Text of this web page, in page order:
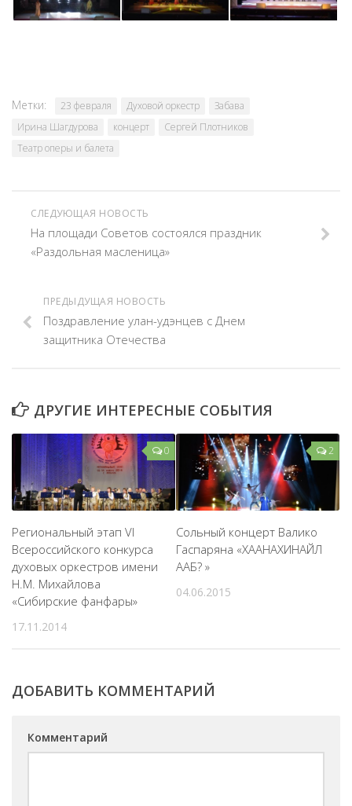
Метки: 23 февраля Духовой оркестр
Забава
Ирина Шагдурова
концерт
Сергей Плотников
Театр оперы и балета
СЛЕДУЮЩАЯ НОВОСТЬ
На площади Советов состоялся праздник
«Раздольная масленица»
ПРЕДЫДУЩАЯ НОВОСТЬ
Поздравление улан-удэнцев с Днем
защитника Отечества
ДРУГИЕ ИНТЕРЕСНЫЕ СОБЫТИЯ
0
Региональный этап VI
Всероссийского конкурса
духовых оркестров имени
Н.М. Михайлова
«Сибирские фанфары»
17.11.2014
2
Сольный концерт Валико
Гаспаряна «ХААНАХИНАЙЛ
ААБ? »
04.06.2015
ДОБАВИТЬ КОММЕНТАРИЙ
Комментарий